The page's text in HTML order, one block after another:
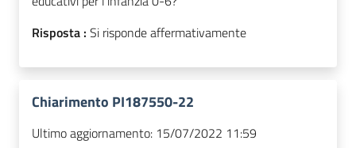
Risposta : Si risponde affermativamente
Chiarimento PI187550-22
Ultimo aggiornamento: 15/07/2022 11:59